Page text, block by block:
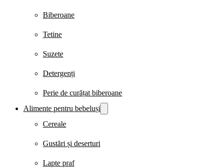
Biberoane
Tetine
Suzete
Detergenți
Perie de curățat biberoane
Alimente pentru bebeluși
Cereale
Gustări și deserturi
Lapte praf